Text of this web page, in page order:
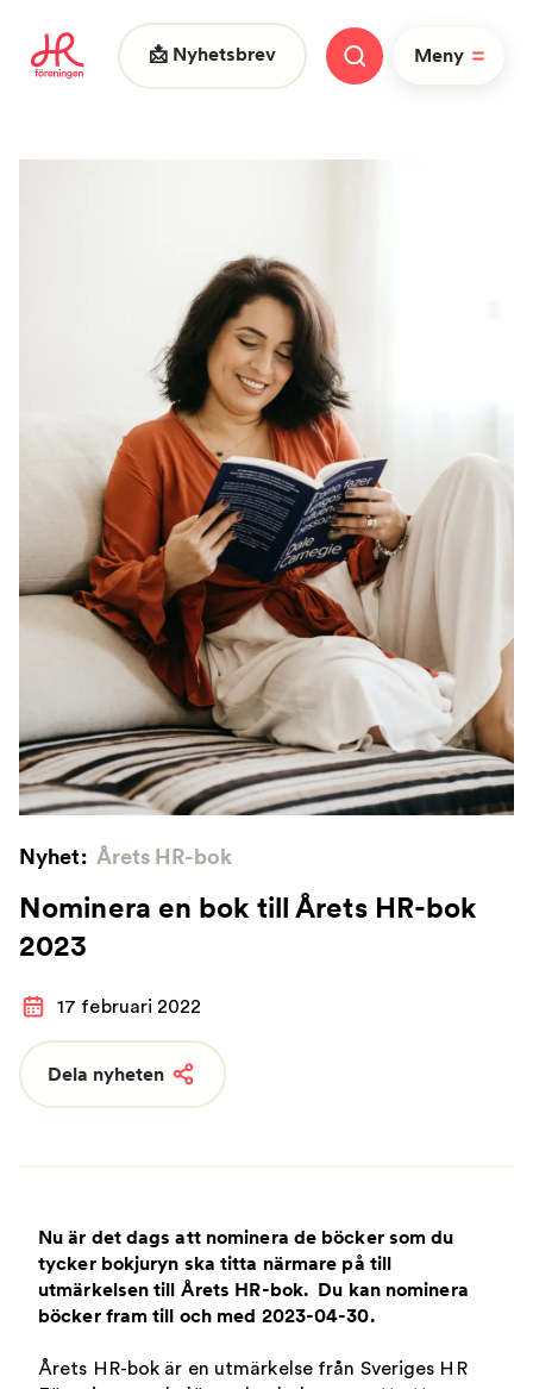
📩 Nyhetsbrev Meny
Nyheter Nätverk
HR dagarna
Nyhet: Årets HR-bok
Nominera en bok till Årets HR-bok
2023
17 februari 2022
Dela nyheten
Nu är det dags att nominera de böcker som du
tycker bokjuryn ska titta närmare på till
utmärkelsen till Årets HR-bok. Du kan nominera
böcker fram till och med 2023-04-30.
Årets HR-bok är en utmärkelse från Sveriges HR